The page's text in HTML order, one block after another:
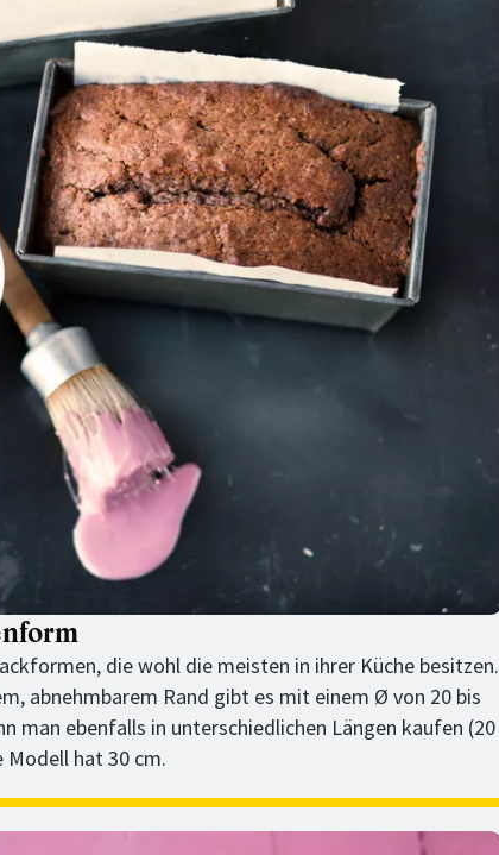
die wohl die meisten in ihrer Küche besitzen.
abnehmbarem Rand gibt es mit einem Ø von 20 bis
man ebenfalls in unterschiedlichen Längen kaufen (20
Modell hat 30 cm.